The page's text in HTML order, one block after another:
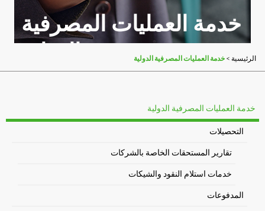
خدمة العمليات المصرفية
الدولية
الرئيسية > خدمة العمليات المصرفية الدولية
خدمة العمليات المصرفية الدولية
التحصيلات
تقارير المستحقات الخاصة بالشركات
خدمات استلام النقود والشيكات
المدفوعات